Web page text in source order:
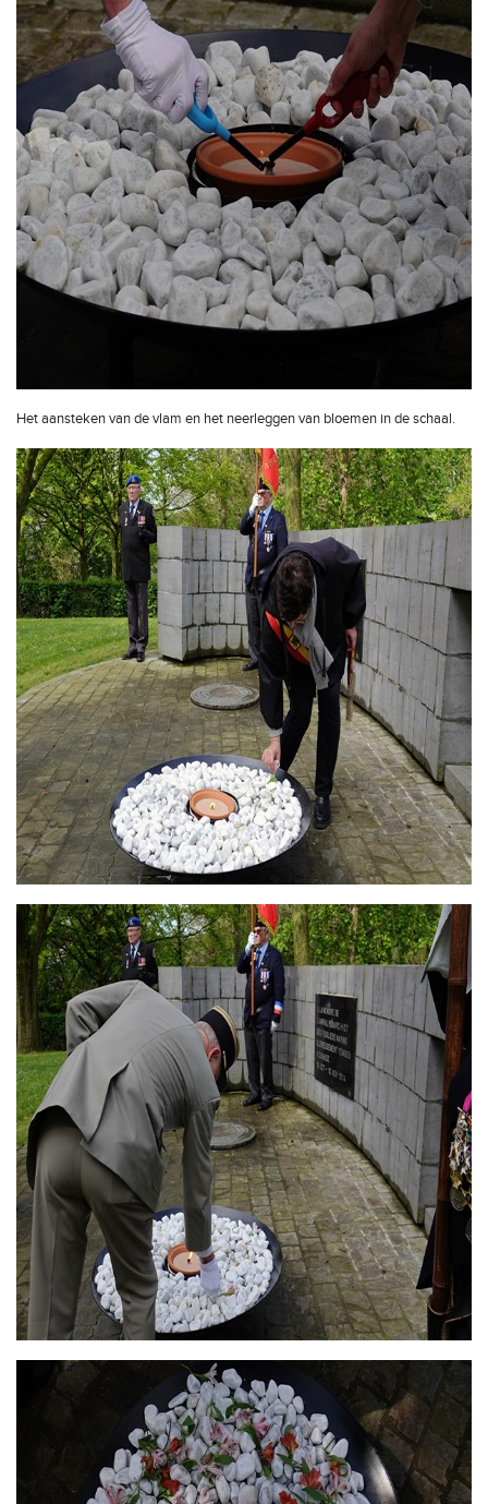
Het aansteken van de vlam en het neerleggen van bloemen in de schaal.